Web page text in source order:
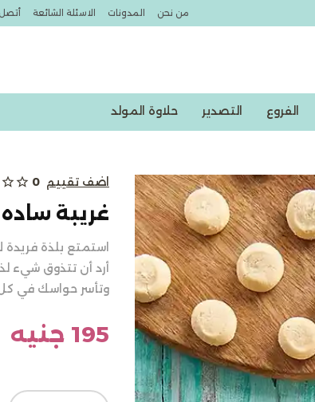
من نحن المدونات الاسئلة الشائعة أتصل
الفروع التصدير حلاوة المولد
اضف تقييم 0
star_outline
star_outline
غريبة
استمتع بلذة
أرد أن تتذوق شيء
وتأسر حواسك في
195 جنيه